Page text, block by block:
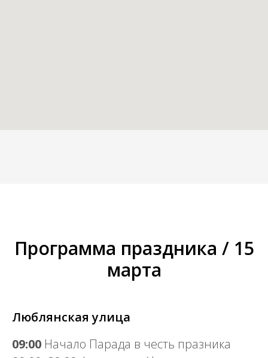
Программа праздника / 15
марта
Люблянская улица
09:00 Начало Парада в честь празника